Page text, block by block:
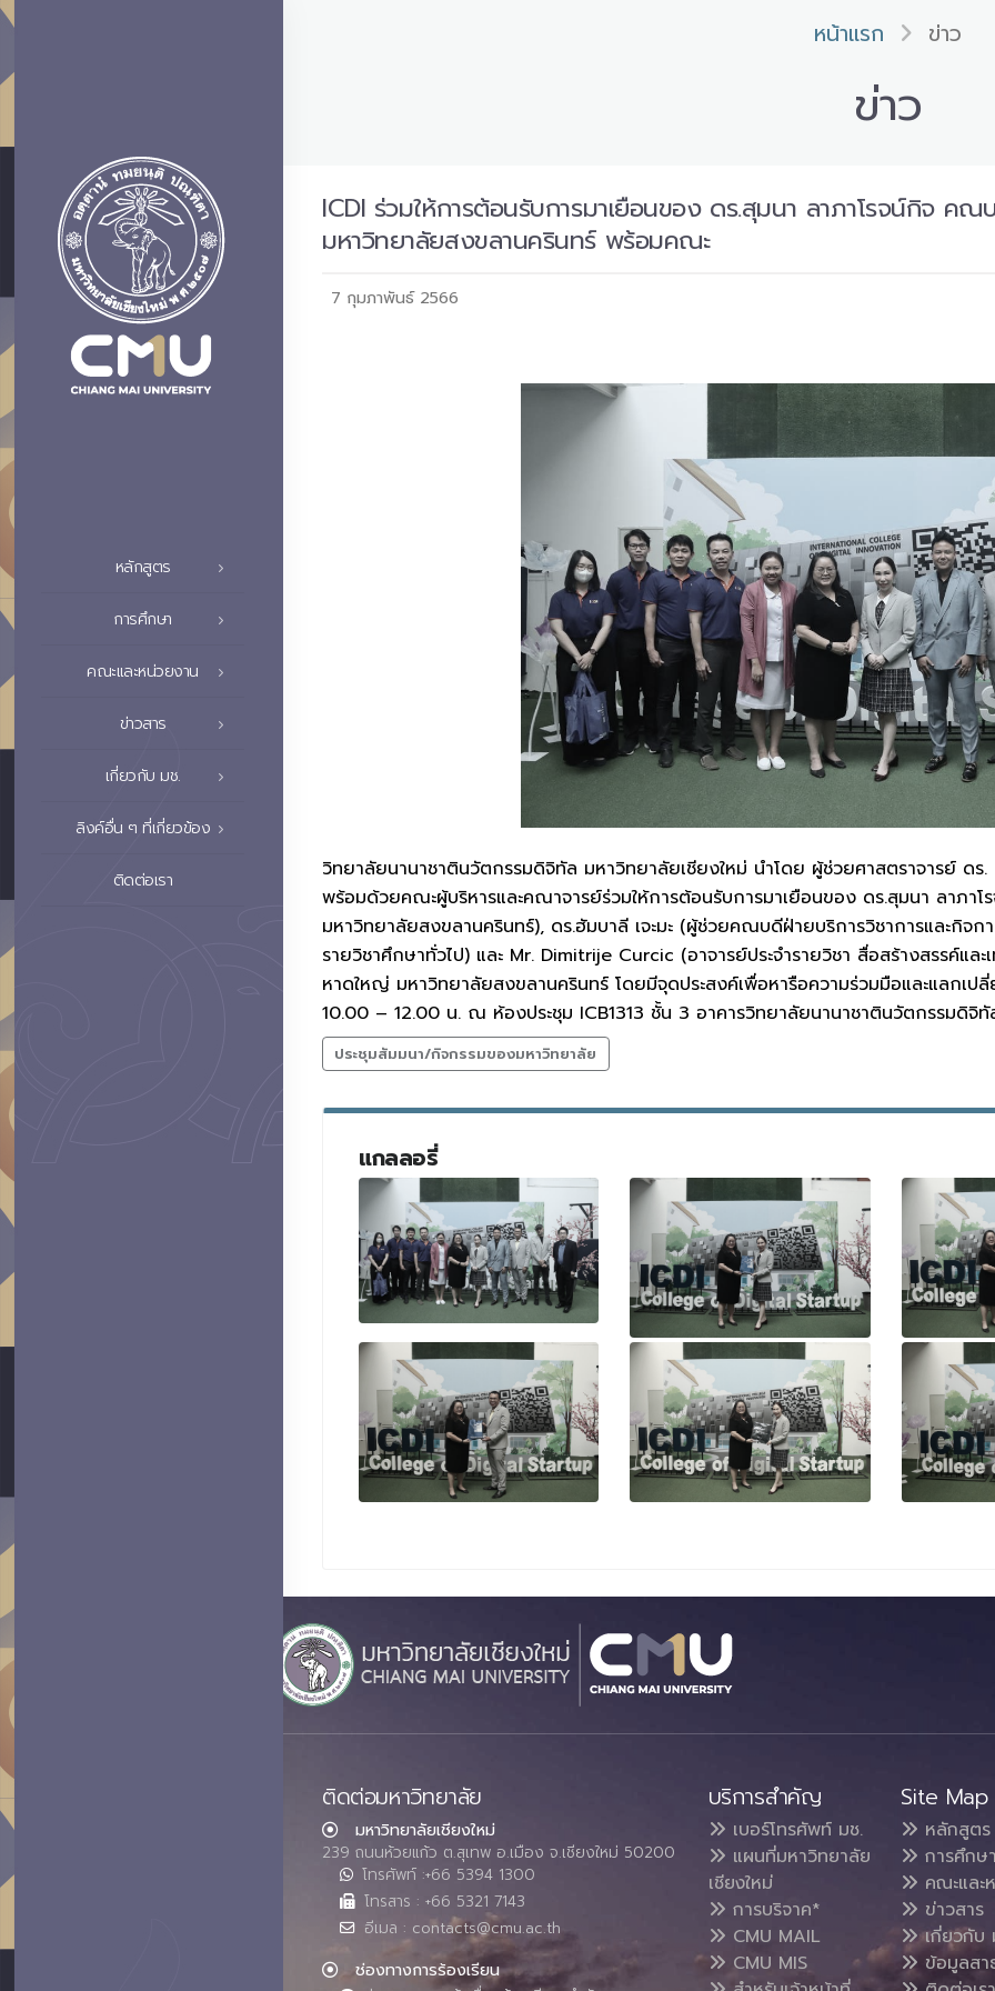
หลักสูตร
การศึกษา
คณะและหน่วยงาน
ข่าวสาร
เกี่ยวกับ มช.
ลิงค์อื่น ๆ ที่เกี่ยวข้อง
ติดต่อเรา
หน้าแรก ข่าว
ข่าว
ICDI ร่วมให้การต้อนรับการมาเยือนของ ดร.สุมนา ลาภาโรจน์กิจ ค
มหาวิทยาลัยสงขลานครินทร์ พร้อมคณะ
7 กุมภาพันธ์ 2566
วิทยาลัยนานาชาตินวัตกรรมดิจิทัล มหาวิทยาลัยเชียงใหม่ นำโดย ผู้ช่วยศาสตราจารย์
พร้อมด้วยคณะผู้บริหารและคณาจารย์ร่วมให้การต้อนรับการมาเยือนของ ดร.สุมนา ลาภ
มหาวิทยาลัยสงขลานครินทร์), ดร.ฮัมบาลี เจะมะ (ผู้ช่วยคณบดีฝ่ายบริการวิชาการและกิจ
รายวิชาศึกษาทั่วไป) และ Mr. Dimitrije Curcic (อาจารย์ประจำรายวิชา สื่อสร้างสรรค์แ
หาดใหญ่ มหาวิทยาลัยสงขลานครินทร์ โดยมีจุดประสงค์เพื่อหารือความร่วมมือและแลกเป
10.00 – 12.00 น. ณ ห้องประชุม ICB1313 ชั้น 3 อาคารวิทยาลัยนานาชาตินวัตกรรมดิจิทั
ประชุมสัมมนา/กิจกรรมของมหาวิทยาลัย
แกลลอรี่
ติดต่อมหาวิทยาลัย
มหาวิทยาลัยเชียงใหม่
239 ถนนห้วยแก้ว ต.สุเทพ อ.เมือง จ.เชียงใหม่ 50200
โทรศัพท์ :+66 5394 1300
โทรสาร : +66 5321 7143
อีเมล : contacts@cmu.ac.th
ช่องทางการร้องเรียน
บริการสำคัญ
เบอร์โทรศัพท์ มช.
แผนที่มหาวิทยาลัย
เชียงใหม่
การบริจาค*
CMU MAIL
CMU MIS
Site Map
หลักสูตร
การศึกษ
คณะและ
ข่าวสาร
เกี่ยวกับ
ข้อมูลสา